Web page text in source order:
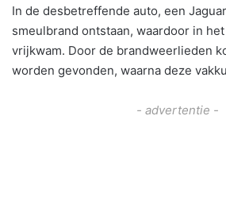
In de desbetreffende auto, een
smeulbrand ontstaan, waardoor in
vrijkwam. Door de brandweerlieden
worden gevonden, waarna deze
- advertentie -